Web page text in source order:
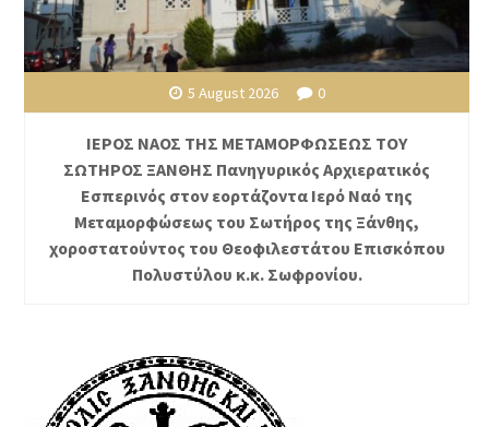
5 August 2026 0
ΙΕΡΟΣ ΝΑΟΣ ΤΗΣ ΜΕΤΑΜΟΡΦΩΣΕΩΣ ΤΟΥ
ΣΩΤΗΡΟΣ ΞΑΝΘΗΣ Πανηγυρικός Αρχιερατικός
Εσπερινός στον εορτάζοντα Ιερό Ναό της
Μεταμορφώσεως του Σωτήρος της Ξάνθης,
χοροστατούντος του Θεοφιλεστάτου Επισκόπου
Πολυστύλου κ.κ. Σωφρονίου.